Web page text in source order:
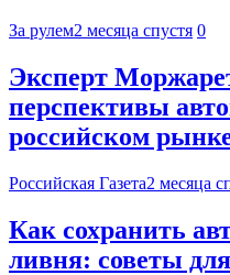
За рулем2 месяца спустя 0
Эксперт
перспективы
российском
Российская Газета2 месяца
Как сохранить
ливня: советы